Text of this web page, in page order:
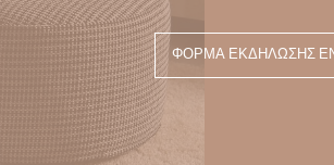
ΦΌΡΜΑ ΕΚΔΉΛΩΣΗΣ